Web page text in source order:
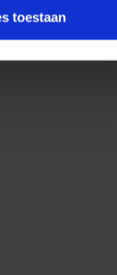
toestaan